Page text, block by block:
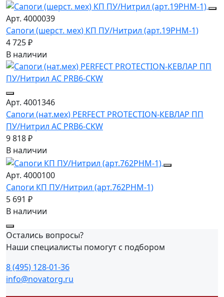
Арт. 4000039
Сапоги (шерст. мех) КП ПУ/Нитрил (арт.19РНМ-1)
4 725 ₽
В наличии
Арт. 4001346
Сапоги (нат.мех) PERFECT PROTECTION-КЕВЛАР ПП
ПУ/Нитрил АС PRB6-CKW
9 818 ₽
В наличии
Арт. 4000100
Сапоги КП ПУ/Нитрил (арт.762РНМ-1)
5 691 ₽
В наличии
Остались вопросы?
Наши специалисты помогут с подбором
8 (495) 128-01-36
info@novatorg.ru